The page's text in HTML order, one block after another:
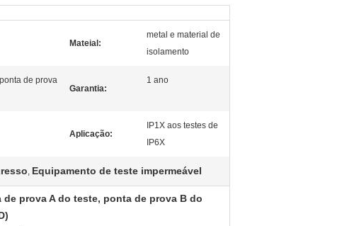
Mateial:
metal e material de
isolamento
de prova
Garantia:
1 ano
Aplicação:
IP1X aos testes de
IP6X
, Equipamento de teste impermeável
prova A do teste, ponta de prova B do